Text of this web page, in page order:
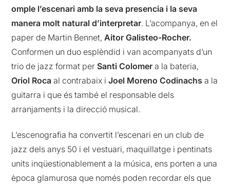
omple l’escenari amb la seva presencia i la seva
manera molt natural d’interpretar. L’acompanya, en el
paper de Martin Bennet,Aitor Galisteo-Rocher.
Conformen un duo esplèndid i van acompanyats d’un
trio de jazz format perSanti Colomer a la bateria,
Oriol Roca al contrabaix iJoel Moreno Codinachs a la
guitarra i que és també el responsable dels
arranjaments i la direcció musical.
L’escenografia ha convertit l’escenari en un club de
jazz dels anys 50 i el vestuari, maquillatge i pentinats
units inqüestionablement a la música, ens porten a una
època glamurosa que només poden recordar els que